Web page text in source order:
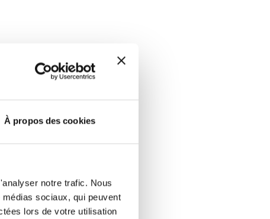
À propos des cookies
notre trafic. Nous
sociaux, qui peuvent
lors de votre utilisation